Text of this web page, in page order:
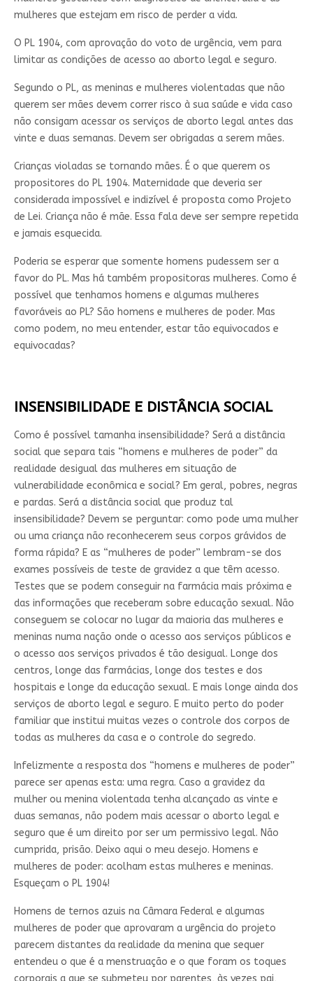
mulheres que estejam em risco de perder a vida.
O PL 1904, com aprovação do voto de urgência, vem para
limitar as condições de acesso ao aborto legal e seguro.
Segundo o PL, as meninas e mulheres violentadas que não
querem ser mães devem correr risco à sua saúde e vida caso
não consigam acessar os serviços de aborto legal antes das
vinte e duas semanas. Devem ser obrigadas a serem mães.
Crianças violadas se tornando mães. É o que querem os
propositores do PL 1904. Maternidade que deveria ser
considerada impossível e indizível é proposta como Projeto
de Lei. Criança não é mãe. Essa fala deve ser sempre repetida
e jamais esquecida.
Poderia se esperar que somente homens pudessem ser a
favor do PL. Mas há também propositoras mulheres. Como é
possível que tenhamos homens e algumas mulheres
favoráveis ao PL? São homens e mulheres de poder. Mas
como podem, no meu entender, estar tão equivocados e
equivocadas?
INSENSIBILIDADE E DISTÂNCIA SOCIAL
Como é possível tamanha insensibilidade? Será a distância
social que separa tais “homens e mulheres de poder” da
realidade desigual das mulheres em situação de
vulnerabilidade econômica e social? Em geral, pobres, negras
e pardas. Será a distância social que produz tal
insensibilidade? Devem se perguntar: como pode uma mulher
ou uma criança não reconhecerem seus corpos grávidos de
forma rápida? E as “mulheres de poder” lembram-se dos
exames possíveis de teste de gravidez a que têm acesso.
Testes que se podem conseguir na farmácia mais próxima e
das informações que receberam sobre educação sexual. Não
conseguem se colocar no lugar da maioria das mulheres e
meninas numa nação onde o acesso aos serviços públicos e
o acesso aos serviços privados é tão desigual. Longe dos
centros, longe das farmácias, longe dos testes e dos
hospitais e longe da educação sexual. E mais longe ainda dos
serviços de aborto legal e seguro. E muito perto do poder
familiar que institui muitas vezes o controle dos corpos de
todas as mulheres da casa e o controle do segredo.
Infelizmente a resposta dos “homens e mulheres de poder”
parece ser apenas esta: uma regra. Caso a gravidez da
mulher ou menina violentada tenha alcançado as vinte e
duas semanas, não podem mais acessar o aborto legal e
seguro que é um direito por ser um permissivo legal. Não
cumprida, prisão. Deixo aqui o meu desejo. Homens e
mulheres de poder: acolham estas mulheres e meninas.
Esqueçam o PL 1904!
Homens de ternos azuis na Câmara Federal e algumas
mulheres de poder que aprovaram a urgência do projeto
parecem distantes da realidade da menina que sequer
entendeu o que é a menstruação e o que foram os toques
corporais a que se submeteu por parentes, às vezes pai,